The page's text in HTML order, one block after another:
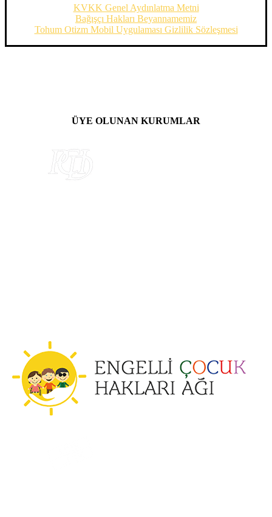
KVKK Genel Aydınlatma Metni
Bağışçı Hakları Beyannamemiz
Tohum Otizm Mobil Uygulaması Gizlilik Sözleşmesi
ÜYE OLUNAN KURUMLAR